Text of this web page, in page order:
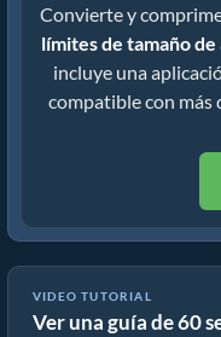
Convierte y
límites de tamaño
incluye una
compatible con más
VIDEO TUTORIAL
Ver una guía de 60
Cómo reducir la